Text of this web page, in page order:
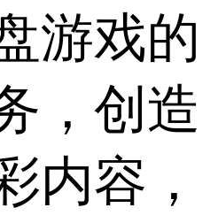
游戏的
，创造
内容，